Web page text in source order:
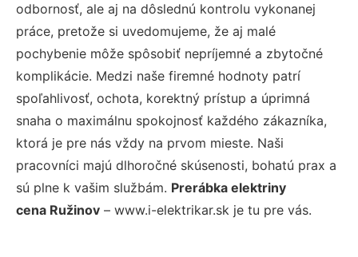
odbornosť, ale aj na dôslednú kontrolu vykonanej
práce, pretože si uvedomujeme, že aj malé
pochybenie môže spôsobiť nepríjemné a zbytočné
komplikácie. Medzi naše firemné hodnoty patrí
spoľahlivosť, ochota, korektný prístup a úprimná
snaha o maximálnu spokojnosť každého zákazníka,
ktorá je pre nás vždy na prvom mieste. Naši
pracovníci majú dlhoročné skúsenosti, bohatú prax a
sú plne k vašim službám. Prerábka elektriny
cena Ružinov – www.i-elektrikar.sk je tu pre vás.